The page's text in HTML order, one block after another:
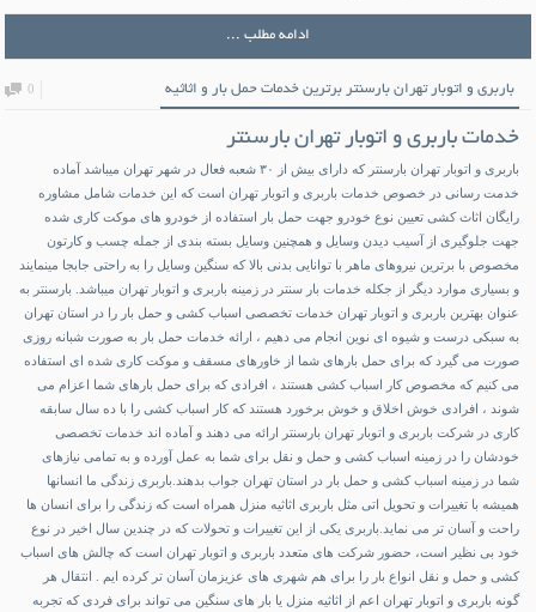
ادامه مطلب ...
باربری و اتوبار تهران بارسنتر برترین خدمات حمل بار و اثاثیه 0
خدمات باربری و اتوبار تهران بارسنتر
باربری
و اتوبار تهران بارسنتر که دارای بیش از ۳۰ شعبه فعال در شهر تهران میباشد آماده
خدمت رسانی در خصوص خدمات باربری و اتوبار تهران است که این خدمات شامل مشاوره
رایگان اثاث کشی تعیین نوع خودرو جهت حمل بار استفاده از خودرو های موکت کاری شده
جهت جلوگیری از آسیب دیدن وسایل و همچنین وسایل بسته بندی از جمله چسب و کارتون
مخصوص با برترین نیروهای ماهر با توانایی بدنی بالا که سنگین وسایل را به راحتی جابجا مینمایند
و بسیاری موارد دیگر از جکله خدمات بار سنتر در زمینه باربری و اتوبار تهران میباشد. بارسنتر به
عنوان بهترین باربری و اتوبار تهران خدمات تخصصی اسباب کشی و حمل بار را در استان تهران
به سبکی درست و شیوه ای نوین انجام می دهیم ، ارائه خدمات حمل بار به صورت شبانه روزی
صورت می گیرد که برای حمل بارهای شما از خاورهای مسقف و موکت کاری شده ای استفاده
می کنیم که مخصوص کار اسباب کشی هستند ، افرادی که برای حمل بارهای شما اعزام می
شوند ، افرادی خوش اخلاق و خوش برخورد هستند که کار اسباب کشی را با ده سال سابقه
کاری در شرکت باربری و اتوبار تهران بارسنتر ارائه می دهند و آماده اند خدمات تخصصی
خودشان را در زمینه اسباب کشی و حمل و نقل برای شما به عمل آورده و به تمامی نیازهای
شما در زمینه اسباب کشی و حمل بار در استان تهران جواب بدهند.باربری زندگی ما انسانها
همیشه با تغییرات و تحویل اتی مثل باربری اثاثیه منزل همراه است که زندگی را برای انسان ها
راحت و آسان تر می نماید.باربری یکی از این تغییرات و تحولات که در چندین سال اخیر در نوع
خود بی نظیر است، حضور شرکت های متعدد باربری و اتوبار تهران است که چالش های اسباب
کشی و حمل و نقل انواع بار را برای هم شهری های عزیزمان آسان تر کرده ایم . انتقال هر
گونه باربری و اتوبار تهران اعم از اثاثیه منزل یا بار های سنگین می تواند برای فردی که تجربه